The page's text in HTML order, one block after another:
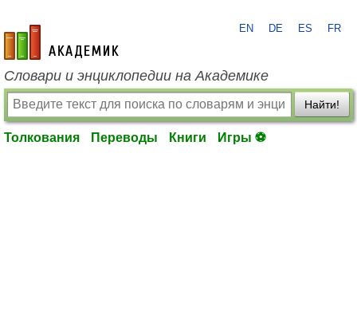
academic.ru
EN DE ES FR
Словари и энциклопедии на Академике
Найти!
Толкования Переводы Книги Игры ⚽